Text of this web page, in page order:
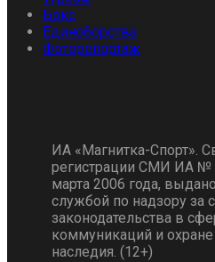
Бокс
Единоборства
Фоторепортаж
ИА «Магнитка-Спорт».
регистрации СМИ ИА №
марта 2006 года,
службой по надзору за
законодательства в
коммуникаций и охране
наследия. (12+)